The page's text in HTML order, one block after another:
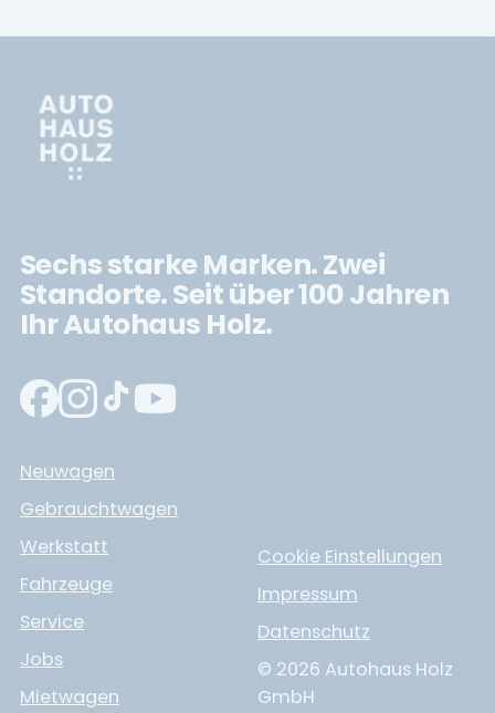
Sechs starke Marken. Zwei
Standorte. Seit über 100 Jahren
Ihr Autohaus Holz.
Neuwagen
Gebrauchtwagen
Werkstatt
Fahrzeuge
Service
Jobs
Mietwagen
Cookie Einstellungen
Impressum
Datenschutz
© 2026 Autohaus Holz
GmbH